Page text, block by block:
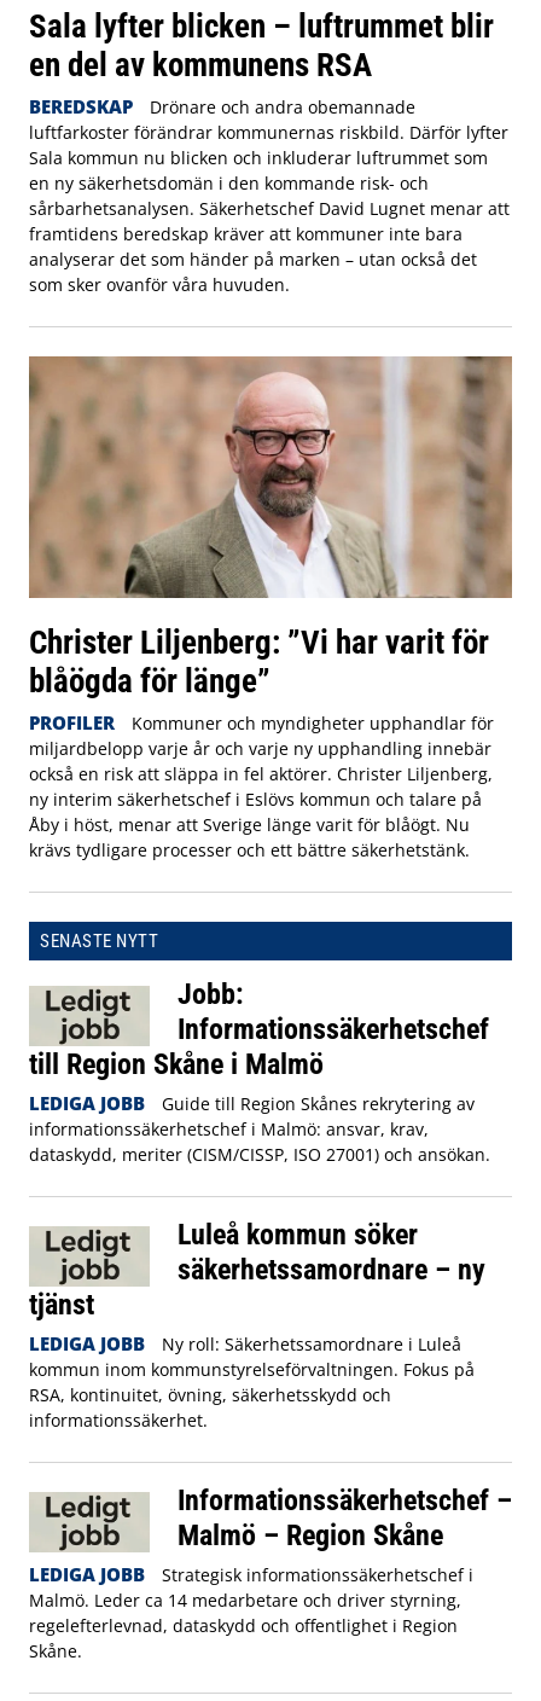
Sala lyfter blicken – luftrummet blir
en del av kommunens RSA
BEREDSKAP
Drönare och andra obemannade
luftfarkoster förändrar kommunernas riskbild. Därför lyfter
Sala kommun nu blicken och inkluderar luftrummet som
en ny säkerhetsdomän i den kommande risk- och
sårbarhetsanalysen. Säkerhetschef David Lugnet menar att
framtidens beredskap kräver att kommuner inte bara
analyserar det som händer på marken – utan också det
som sker ovanför våra huvuden.
Christer Liljenberg: ”Vi har varit för
blåögda för länge”
PROFILER
Kommuner och myndigheter upphandlar för
miljardbelopp varje år och varje ny upphandling innebär
också en risk att släppa in fel aktörer. Christer Liljenberg,
ny interim säkerhetschef i Eslövs kommun och talare på
Åby i höst, menar att Sverige länge varit för blåögt. Nu
krävs tydligare processer och ett bättre säkerhetstänk.
SENASTE NYTT
Jobb:
Informationssäkerhetschef
till Region Skåne i Malmö
LEDIGA JOBB
Guide till Region Skånes rekrytering av
informationssäkerhetschef i Malmö: ansvar, krav,
dataskydd, meriter (CISM/CISSP, ISO 27001) och ansökan.
Luleå kommun söker
säkerhetssamordnare – ny
tjänst
LEDIGA JOBB
Ny roll: Säkerhetssamordnare i Luleå
kommun inom kommunstyrelseförvaltningen. Fokus på
RSA, kontinuitet, övning, säkerhetsskydd och
informationssäkerhet.
Informationssäkerhetschef –
Malmö – Region Skåne
LEDIGA JOBB
Strategisk informationssäkerhetschef i
Malmö. Leder ca 14 medarbetare och driver styrning,
regelefterlevnad, dataskydd och offentlighet i Region
Skåne.